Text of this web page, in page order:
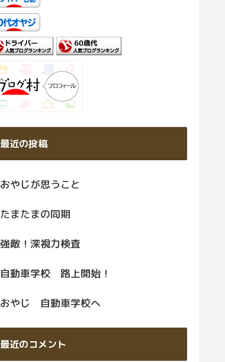
最近の投稿
おやじが思うこと
たまたまの同期
強敵！深視力検査
自動車学校 路上開始！
おやじ 自動車学校へ
最近のコメント